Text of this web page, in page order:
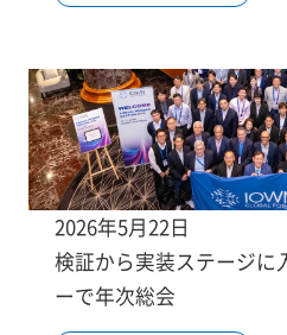
2026年5月22日
検証から実装ステージに
ーで年次総会